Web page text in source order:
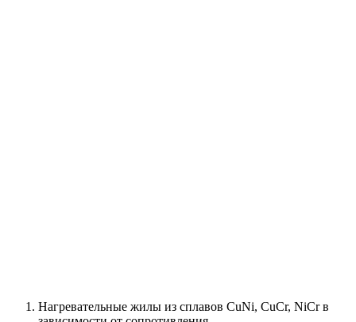
Нагревательные жилы из сплавов CuNi, CuCr, NiCr в